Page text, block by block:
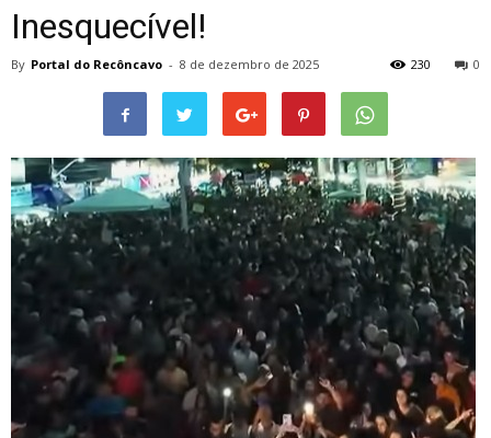
Inesquecível!
By Portal do Recôncavo - 8 de dezembro de 2025 0
230